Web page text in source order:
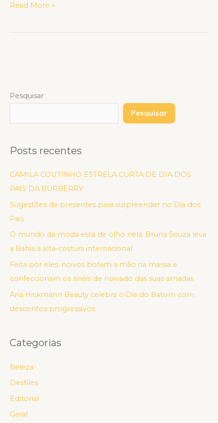
Read More »
Pesquisar
Pesquisar
Posts recentes
CAMILA COUTINHO ESTRELA CURTA DE DIA DOS
PAIS DA BURBERRY
Sugestões de presentes para surpreender no Dia dos
Pais
O mundo da moda está de olho nela: Bruna Souza leva
a Bahia à alta-costura internacional
Feita por eles: noivos botam a mão na massa e
confeccionam os anéis de noivado das suas amadas
Ana Hickmann Beauty celebra o Dia do Batom com
descontos progressivos
Categorias
Beleza
Desfiles
Editorial
Geral